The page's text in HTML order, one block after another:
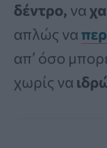
δέντρο, να
απλώς να
απ’ όσο
χωρίς να